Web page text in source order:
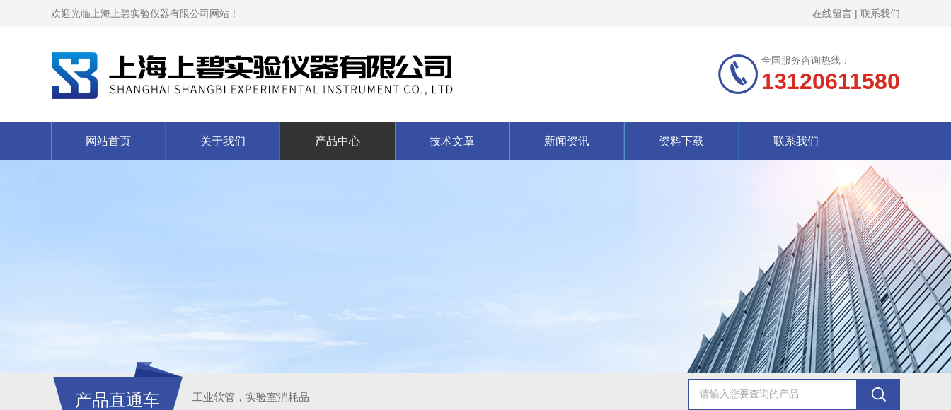
欢迎光临上海上碧实验仪器有限公司网站！ 在线留言 | 联系我们
全国服务咨询热线：
13120611580
网站首页 关于我们 产品中心 技术文章 新闻资讯 资料下载 联系我们
产品直通车 工业软管，实验室消耗品